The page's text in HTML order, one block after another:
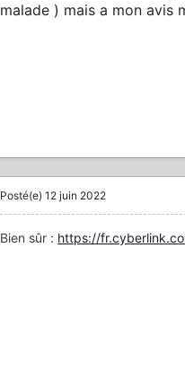
malade ) mais a mon avis
Posté(e) 12 juin 2022
Bien sûr : https://